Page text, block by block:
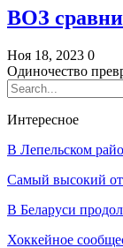
ВОЗ
Ноя 18, 2023 0
Одиночество
Интересное
В Лепельском
Самый высокий
В Беларуси
Хоккейное